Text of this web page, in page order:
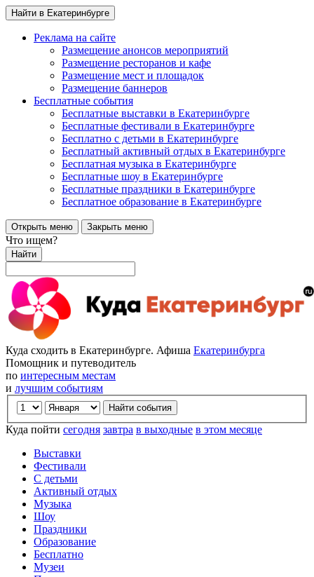
Найти в Екатеринбурге
Реклама на сайте
Размещение анонсов мероприятий
Размещение ресторанов и кафе
Размещение мест и площадок
Размещение баннеров
Бесплатные события
Бесплатные выставки в Екатеринбурге
Бесплатные фестивали в Екатеринбурге
Бесплатно с детьми в Екатеринбурге
Бесплатный активный отдых в Екатеринбурге
Бесплатная музыка в Екатеринбурге
Бесплатные шоу в Екатеринбурге
Бесплатные праздники в Екатеринбурге
Бесплатное образование в Екатеринбурге
Открыть меню Закрыть меню
Что ищем?
Найти
Куда сходить в Екатеринбурге. Афиша Екатеринбурга
Помощник и путеводитель
по интересным местам
и лучшим событиям
Куда пойти сегодня завтра в выходные в этом месяце
Выставки
Фестивали
С детьми
Активный отдых
Музыка
Шоу
Праздники
Образование
Бесплатно
Музеи